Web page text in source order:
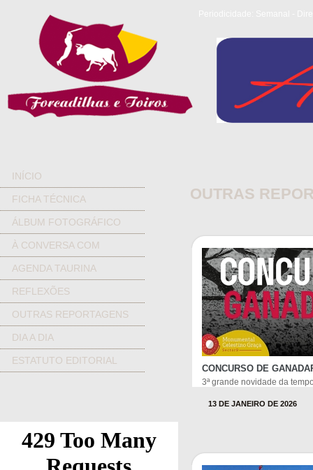
INÍCIO
FICHA TÉCNICA
ÁLBUM FOTOGRÁFICO
À CONVERSA COM
AGENDA TAURINA
REFLEXÕES
OUTRAS REPORTAGENS
DIA A DIA
ESTATUTO EDITORIAL
OUTRAS
CONCURSO DE
3ª grande novidade da
13 DE JANEIRO DE 2026